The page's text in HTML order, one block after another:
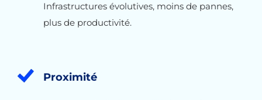
Infrastructures évolutives, moins de pannes,
plus de productivité.
Proximité